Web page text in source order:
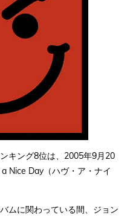
キング8位は、2005年9月20
Nice Day（ハヴ・ア・ナイ
ムに関わっている間、ジョン